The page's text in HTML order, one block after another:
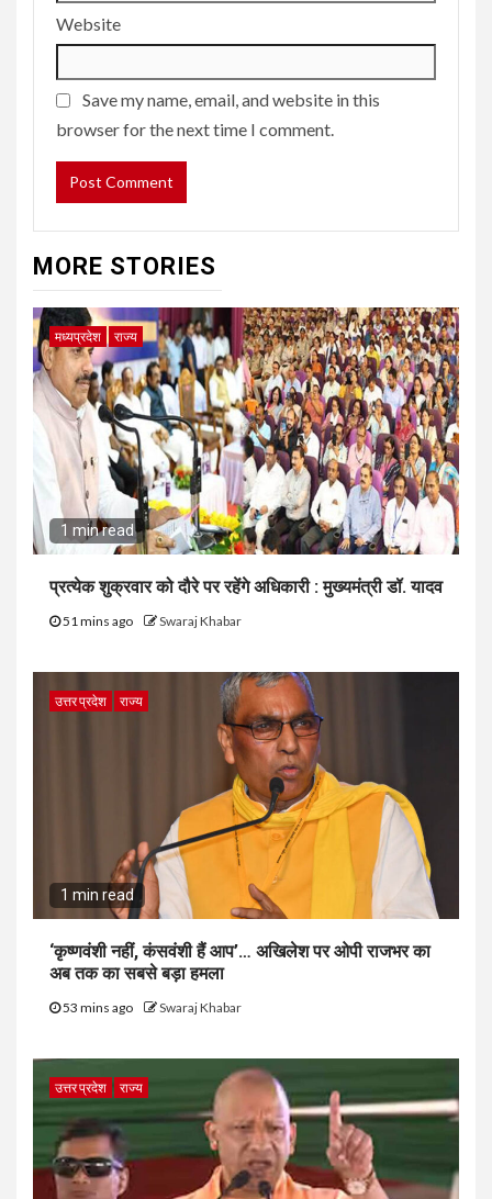
Website
Save my name, email, and website in this
browser for the next time I comment.
MORE STORIES
मध्यप्रदेश राज्य
1 min read
प्रत्येक शुक्रवार को दौरे पर रहेंगे अधिकारी : मुख्यमंत्री डॉ. यादव
51 mins ago Swaraj Khabar
उत्तर प्रदेश राज्य
1 min read
‘कृष्णवंशी नहीं, कंसवंशी हैं आप’… अखिलेश पर ओपी राजभर का
अब तक का सबसे बड़ा हमला
53 mins ago Swaraj Khabar
उत्तर प्रदेश राज्य